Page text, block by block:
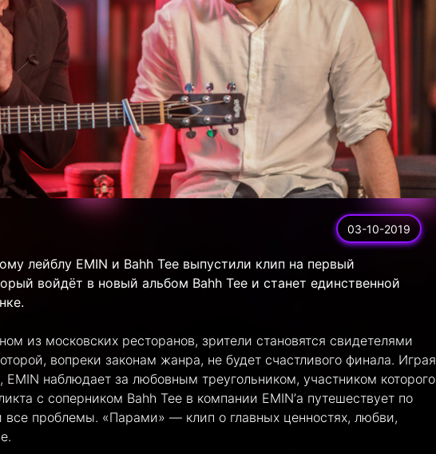
03-10-2019
лейблу EMIN и Bahh Tee выпустили клип на первый
войдёт в новый альбом Bahh Tee и станет единственной
из московских ресторанов, зрители становятся свидетелями
вопреки законам жанра, не будет счастливого финала. Играя
EMIN наблюдает за любовным треугольником, участником которого
с соперником Bahh Tee в компании EMIN’а путешествует по
все проблемы. «Парами» — клип о главных ценностях, любви,